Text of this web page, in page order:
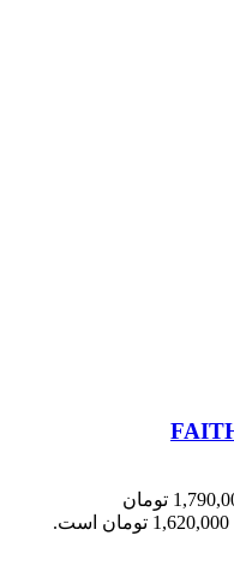
قیمت اصلی 1,790,000 تومان